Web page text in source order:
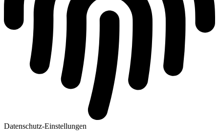
Datenschutz-Einstellungen